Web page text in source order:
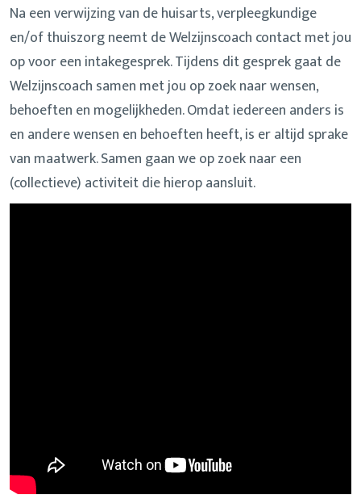
Na een verwijzing van de huisarts, verpleegkundige
en/of thuiszorg neemt de Welzijnscoach contact met jou
op voor een intakegesprek. Tijdens dit gesprek gaat de
Welzijnscoach samen met jou op zoek naar wensen,
behoeften en mogelijkheden. Omdat iedereen anders is
en andere wensen en behoeften heeft, is er altijd sprake
van maatwerk. Samen gaan we op zoek naar een
(collectieve) activiteit die hierop aansluit.